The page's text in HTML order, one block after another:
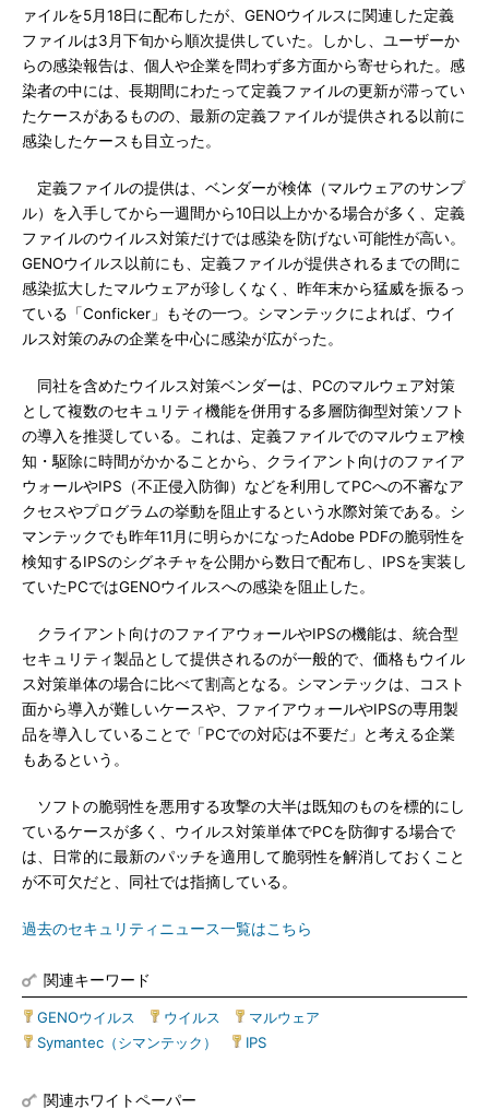
ァイルを5月18日に配布したが、GENOウイルスに関連した定義
ファイルは3月下旬から順次提供していた。しかし、ユーザーか
らの感染報告は、個人や企業を問わず多方面から寄せられた。感
染者の中には、長期間にわたって定義ファイルの更新が滞ってい
たケースがあるものの、最新の定義ファイルが提供される以前に
感染したケースも目立った。
定義ファイルの提供は、ベンダーが検体（マルウェアのサンプ
ル）を入手してから一週間から10日以上かかる場合が多く、定義
ファイルのウイルス対策だけでは感染を防げない可能性が高い。
GENOウイルス以前にも、定義ファイルが提供されるまでの間に
感染拡大したマルウェアが珍しくなく、昨年末から猛威を振るっ
ている「Conficker」もその一つ。シマンテックによれば、ウイ
ルス対策のみの企業を中心に感染が広がった。
同社を含めたウイルス対策ベンダーは、PCのマルウェア対策
として複数のセキュリティ機能を併用する多層防御型対策ソフト
の導入を推奨している。これは、定義ファイルでのマルウェア検
知・駆除に時間がかかることから、クライアント向けのファイア
ウォールやIPS（不正侵入防御）などを利用してPCへの不審なア
クセスやプログラムの挙動を阻止するという水際対策である。シ
マンテックでも昨年11月に明らかになったAdobe PDFの脆弱性を
検知するIPSのシグネチャを公開から数日で配布し、IPSを実装し
ていたPCではGENOウイルスへの感染を阻止した。
クライアント向けのファイアウォールやIPSの機能は、統合型
セキュリティ製品として提供されるのが一般的で、価格もウイル
ス対策単体の場合に比べて割高となる。シマンテックは、コスト
面から導入が難しいケースや、ファイアウォールやIPSの専用製
品を導入していることで「PCでの対応は不要だ」と考える企業
もあるという。
ソフトの脆弱性を悪用する攻撃の大半は既知のものを標的にし
ているケースが多く、ウイルス対策単体でPCを防御する場合で
は、日常的に最新のパッチを適用して脆弱性を解消しておくこと
が不可欠だと、同社では指摘している。
過去のセキュリティニュース一覧はこちら
関連キーワード
GENOウイルス ウイルス マルウェア
Symantec（シマンテック）
IPS
関連ホワイトペーパー